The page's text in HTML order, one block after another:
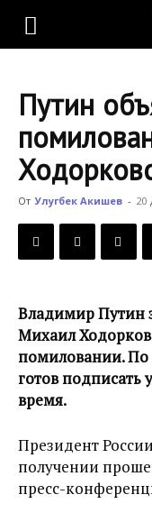
KLOOP.KG
Новости
Кыргызстана
Путин
От Улугбек Акишев - 20
Владимир Путин
Михаил
помиловании. По
готов подписать
время.
Президент
получении
пресс-